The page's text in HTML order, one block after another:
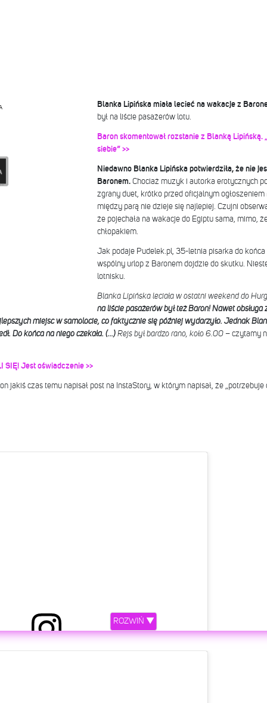
Blanka Lipińska miała lecieć na wakacje z
był na liście pasażerów lotu.
Baron skomentował rozstanie z Blanką
siebie” >>
Niedawno Blanka Lipińska potwierdziła, że nie
Baronem. Chociaż muzyk i autorka erotycznych
zgrany duet, krótko przed oficjalnym
między parą nie dzieje się najlepiej. Czujni
że pojechała na wakacje do Egiptu sama, mimo,
chłopakiem.
Jak podaje Pudelek.pl, 35-letnia pisarka do końca
wspólny urlop z Baronem dojdzie do skutku.
lotnisku.
Blanka Lipińska leciała w ostatni weekend do
na liście pasażerów był też Baron! Nawet obsługa
miejsc w samolocie, co faktycznie się później wydarzyło. Jednak
Do końca na niego czekała. (…)Rejs był bardzo rano, koło 6.00 – czytamy
SIĘ! Jest oświadczenie >>
jakiś czas temu napisał post na InstaStory, w którym napisał, że „potrzebuje
ROZWIŃ ▼